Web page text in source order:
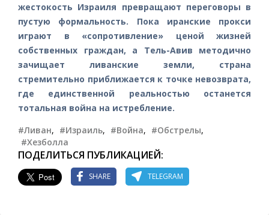
жестокость Израиля превращают переговоры в
пустую формальность. Пока иранские прокси
играют в «сопротивление» ценой жизней
собственных граждан, а Тель-Авив методично
зачищает ливанские земли, страна
стремительно приближается к точке невозврата,
где единственной реальностью останется
тотальная война на истребление.
#Ливан, #Израиль, #Война, #Обстрелы,
#Хезболла
ПОДЕЛИТЬСЯ ПУБЛИКАЦИЕЙ:
SHARE TELEGRAM